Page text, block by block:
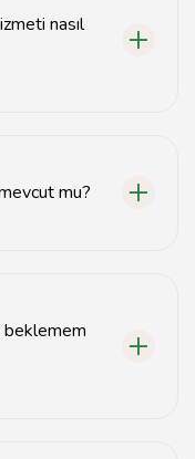
nasıl
mu?
beklemem